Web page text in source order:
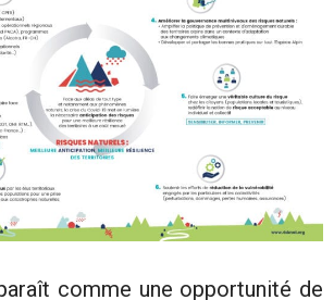
comme une opportunité de